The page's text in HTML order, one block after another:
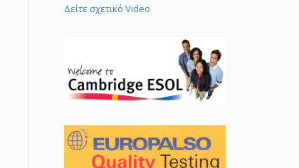
Δείτε σχετικό Video